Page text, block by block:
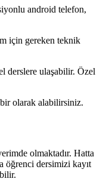
android telefon,
için gereken teknik
derslere ulaşabilir. Özel
olarak alabilirsiniz.
olmaktadır. Hatta
öğrenci dersimizi kayıt